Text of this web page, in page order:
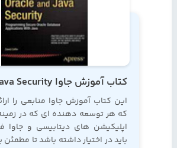
این کتابآموزش جاوا منابعی را
که هر توسعه دهنده ای که در
اپلیکیشن های دیتابیسی و جاوا
باید در اختیار داشته باشد تا